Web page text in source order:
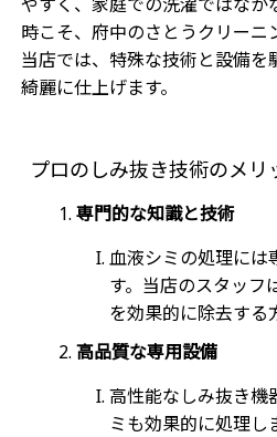
やすく、家庭での洗濯ではなか
時こそ、府中のさとうクリーニ
当店では、特殊な技術と設備を
綺麗に仕上げます。
プロのしみ抜き技術のメリ
専門的な知識と技術
血液シミの処理には
す。当店のスタッフ
を効果的に除去する
高品質な専用設備
高性能なしみ抜き機
ミも効果的に処理し